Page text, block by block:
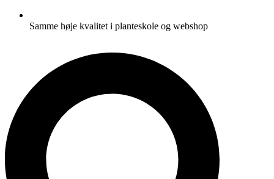
Samme høje kvalitet i planteskole og webshop